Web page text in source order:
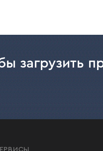
загрузить